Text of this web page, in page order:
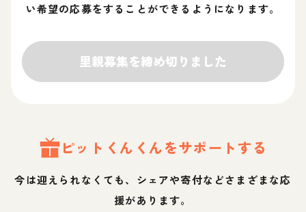
い希望の応募をすることができるようになります。
里親募集を締め切りました
ピットくん くんをサポートする
今は迎えられなくても、シェアや寄付などさまざまな応
援があります。